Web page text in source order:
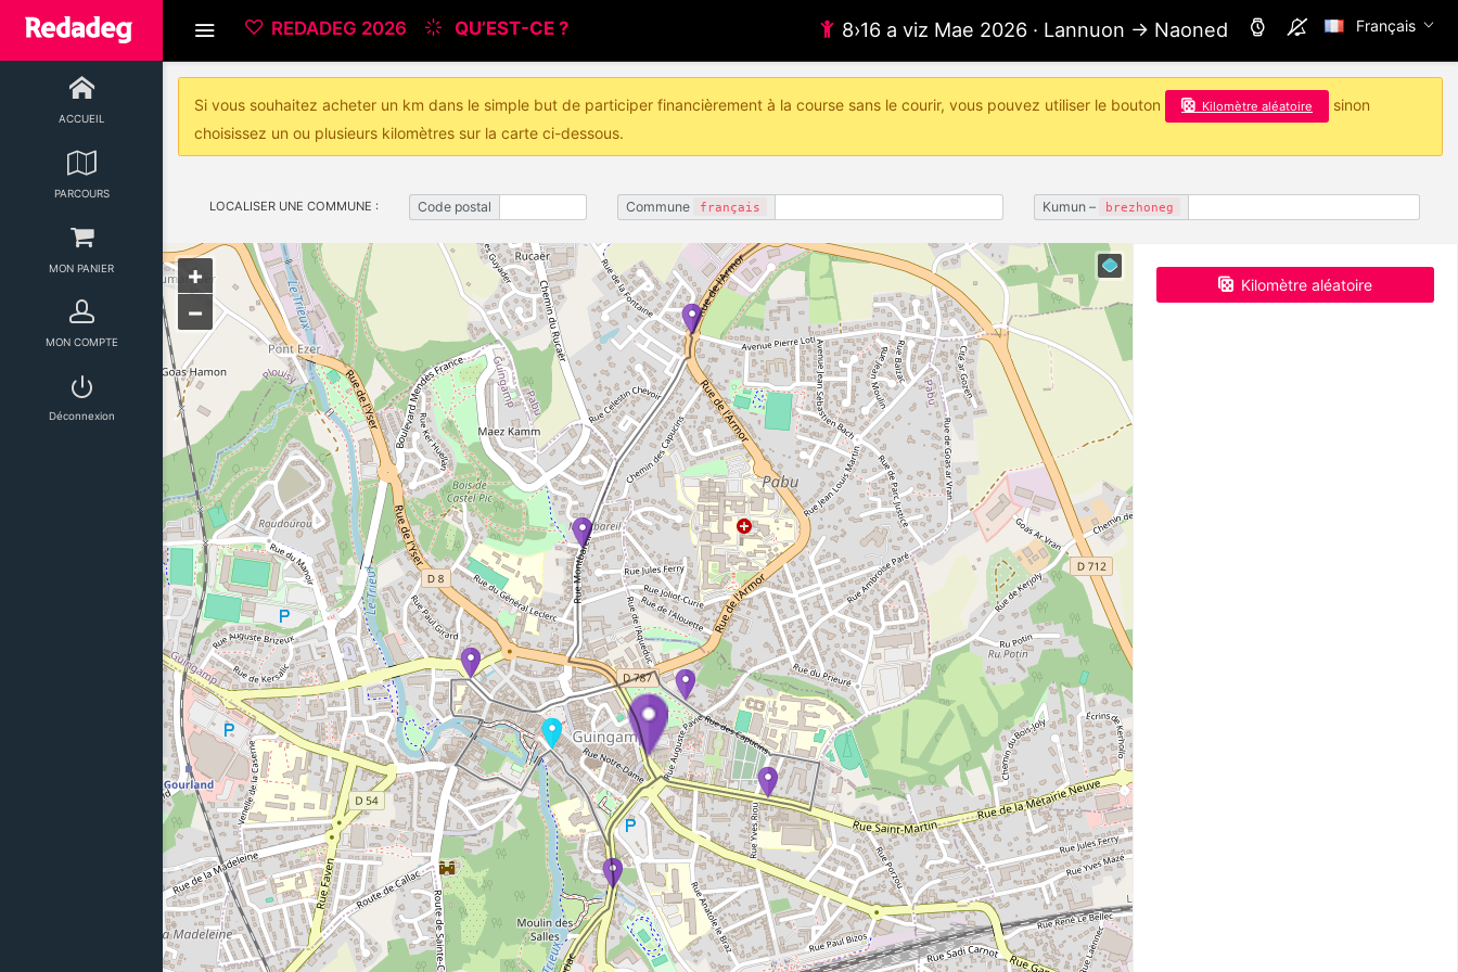
REDADEG 2026 QU’EST-CE ? 8›16 a viz Mae 2026 · Lannuon → Naoned Français
ACCUEIL
PARCOURS
MON PANIER
MON COMPTE
Déconnexion
Si vous souhaitez acheter un km dans le simple but de participer financièrement à la course sans le courir, vous pouvez utiliser le bouton Kilomètre aléatoire
sinon
choisissez un ou plusieurs kilomètres sur la carte ci-dessous.
LOCALISER UNE COMMUNE : Code postal Commune français Kumun – brezhoneg
+
−
Kilomètre aléatoire